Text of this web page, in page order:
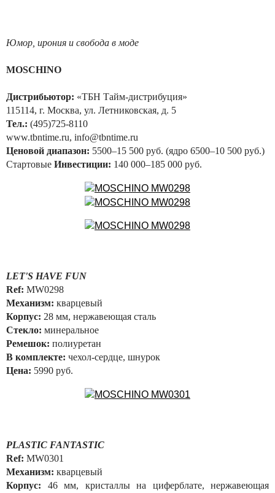
Юмор, ирония и свобода в моде
MOSCHINO
Дистрибьютор: «ТБН Тайм-дистрибуция»
115114, г. Москва, ул. Летниковская, д. 5
Тел.: (495)725-8110
www.tbntime.ru, info@tbntime.ru
Ценовой диапазон: 5500–15 500 руб. (ядро 6500–10 500 руб.)
Cтартовые Инвестиции: 140 000–185 000 руб.
LET'S HAVE FUN
Ref: MW0298
Механизм: кварцевый
Корпус: 28 мм, нержавеющая сталь
Стекло: минеральное
Ремешок: полиуретан
В комплекте: чехол-сердце, шнурок
Цена: 5990 руб.
PLASTIC FANTASTIC
Ref: MW0301
Механизм: кварцевый
Корпус: 46 мм, кристаллы на циферблате, нержавеющая